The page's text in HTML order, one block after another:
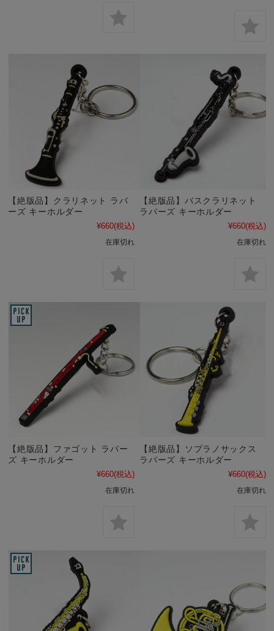
【絶版品】クラリネット ラバ
ーズ キーホルダー
¥660(税込)
在庫切れ
【絶版品】バスクラリネット
ラバーズ キーホルダー
¥660(税込)
在庫切れ
【絶版品】ファゴット ラバー
ズ キーホルダー
¥660(税込)
在庫切れ
【絶版品】ソプラノサックス
ラバーズ キーホルダー
¥660(税込)
在庫切れ